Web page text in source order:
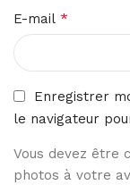
E-mail *
Enregistrer
le navigateur
Vous devez être
photos à votre